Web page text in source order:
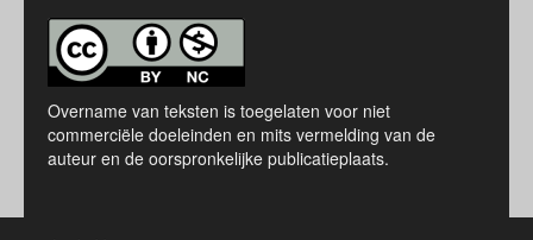
Overname van teksten is toegelaten voor niet
commerciële doeleinden en mits vermelding van de
auteur en de oorspronkelijke publicatieplaats.